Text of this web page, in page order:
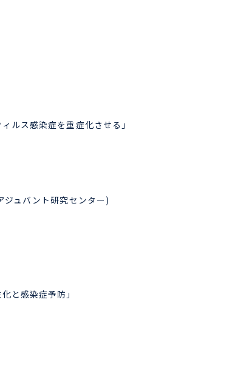
ルス感染症を重症化させる」
ュバント研究センター)
と感染症予防」